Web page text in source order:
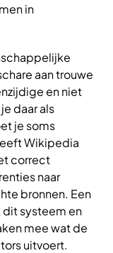
in
aan trouwe
en niet
daar als
je soms
Wikipedia
correct
naar
bronnen. Een
dit systeem en
mee wat de
uitvoert.